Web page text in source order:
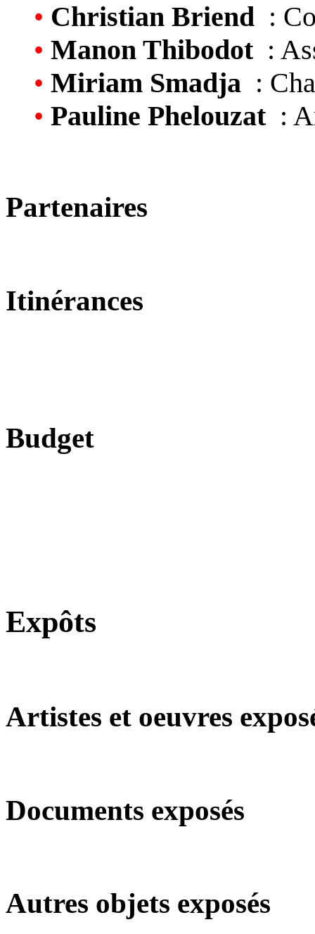
• Christian Briend :
• Manon Thibodot:
• Miriam Smadja :
• Pauline Phelouzat:
Partenaires
Itinérances
Budget
Expôts
Artistes et oeuvres
Documents exposés
Autres objets exposés